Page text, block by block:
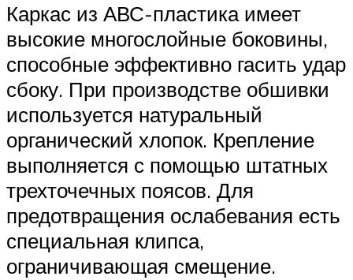
Каркас из АВС-пластика имеет
высокие многослойные боковины,
способные эффективно гасить удар
сбоку. При производстве обшивки
используется натуральный
органический хлопок. Крепление
выполняется с помощью штатных
трехточечных поясов. Для
предотвращения ослабевания есть
специальная клипса,
ограничивающая смещение.